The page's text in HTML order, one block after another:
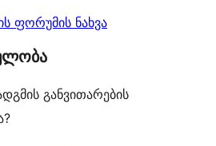
ფორუმის ნახვა
განვითარების